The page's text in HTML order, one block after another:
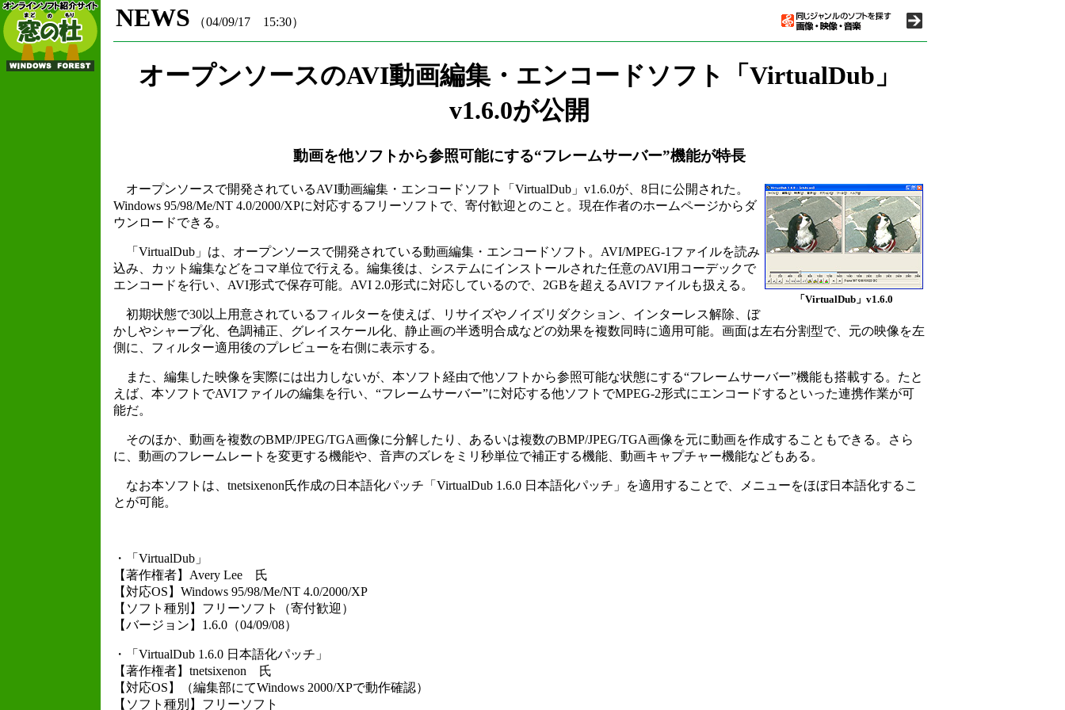
NEWS （04/09/17 15:30）
オープンソースのAVI動画編集・エンコードソフト「VirtualDub」
v1.6.0が公開
動画を他ソフトから参照可能にする“フレームサーバー”機能が特長
「VirtualDub」v1.6.0
オープンソースで開発されているAVI動画編集・エンコードソフト「VirtualDub」v1.6.0が、8日に公開された。
Windows 95/98/Me/NT 4.0/2000/XPに対応するフリーソフトで、寄付歓迎とのこと。現在作者のホームページからダ
ウンロードできる。
「VirtualDub」は、オープンソースで開発されている動画編集・エンコードソフト。AVI/MPEG-1ファイルを読み
込み、カット編集などをコマ単位で行える。編集後は、システムにインストールされた任意のAVI用コーデックで
エンコードを行い、AVI形式で保存可能。AVI 2.0形式に対応しているので、2GBを超えるAVIファイルも扱える。
初期状態で30以上用意されているフィルターを使えば、リサイズやノイズリダクション、インターレス解除、ぼ
かしやシャープ化、色調補正、グレイスケール化、静止画の半透明合成などの効果を複数同時に適用可能。画面は左右分割型で、元の映像を左
側に、フィルター適用後のプレビューを右側に表示する。
また、編集した映像を実際には出力しないが、本ソフト経由で他ソフトから参照可能な状態にする“フレームサーバー”機能も搭載する。たと
えば、本ソフトでAVIファイルの編集を行い、“フレームサーバー”に対応する他ソフトでMPEG-2形式にエンコードするといった連携作業が可
能だ。
そのほか、動画を複数のBMP/JPEG/TGA画像に分解したり、あるいは複数のBMP/JPEG/TGA画像を元に動画を作成することもできる。さら
に、動画のフレームレートを変更する機能や、音声のズレをミリ秒単位で補正する機能、動画キャプチャー機能などもある。
なお本ソフトは、tnetsixenon氏作成の日本語化パッチ「VirtualDub 1.6.0 日本語化パッチ」を適用することで、メニューをほぼ日本語化するこ
とが可能。
・「VirtualDub」
【著作権者】Avery Lee 氏
【対応OS】Windows 95/98/Me/NT 4.0/2000/XP
【ソフト種別】フリーソフト（寄付歓迎）
【バージョン】1.6.0（04/09/08）
・「VirtualDub 1.6.0 日本語化パッチ」
【著作権者】tnetsixenon 氏
【対応OS】（編集部にてWindows 2000/XPで動作確認）
【ソフト種別】フリーソフト